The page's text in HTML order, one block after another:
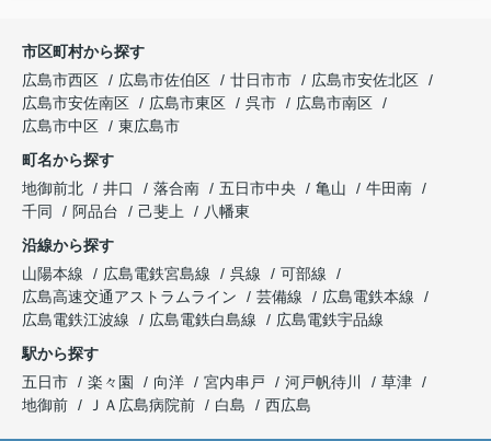
市区町村から探す
広島市西区
広島市佐伯区 廿日市市
広島市安佐北区
広島市安佐南区
広島市東区 呉市
広島市南区
広島市中区
東広島市
町名から探す
地御前北
井口 落合南 五日市中央 亀山
牛田南
千同
阿品台 己斐上
八幡東
沿線から探す
山陽本線
広島電鉄宮島線 呉線
可部線
広島高速交通アストラムライン
芸備線
広島電鉄本線
広島電鉄江波線
広島電鉄白島線
広島電鉄宇品線
駅から探す
五日市
楽々園 向洋 宮内串戸 河戸帆待川
草津
地御前
ＪＡ広島病院前 白島 西広島